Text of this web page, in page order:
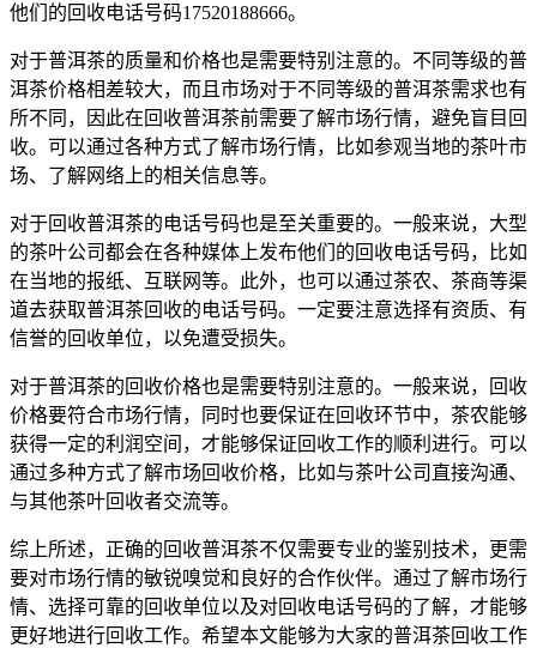
他们的回收电话号码17520188666。
对于普洱茶的质量和价格也是需要特别注意的。不同等级的普
洱茶价格相差较大，而且市场对于不同等级的普洱茶需求也有
所不同，因此在回收普洱茶前需要了解市场行情，避免盲目回
收。可以通过各种方式了解市场行情，比如参观当地的茶叶市
场、了解网络上的相关信息等。
对于回收普洱茶的电话号码也是至关重要的。一般来说，大型
的茶叶公司都会在各种媒体上发布他们的回收电话号码，比如
在当地的报纸、互联网等。此外，也可以通过茶农、茶商等渠
道去获取普洱茶回收的电话号码。一定要注意选择有资质、有
信誉的回收单位，以免遭受损失。
对于普洱茶的回收价格也是需要特别注意的。一般来说，回收
价格要符合市场行情，同时也要保证在回收环节中，茶农能够
获得一定的利润空间，才能够保证回收工作的顺利进行。可以
通过多种方式了解市场回收价格，比如与茶叶公司直接沟通、
与其他茶叶回收者交流等。
综上所述，正确的回收普洱茶不仅需要专业的鉴别技术，更需
要对市场行情的敏锐嗅觉和良好的合作伙伴。通过了解市场行
情、选择可靠的回收单位以及对回收电话号码的了解，才能够
更好地进行回收工作。希望本文能够为大家的普洱茶回收工作